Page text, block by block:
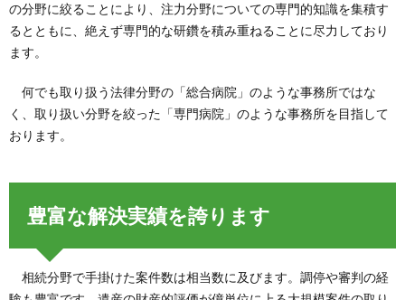
の分野に絞ることにより、注力分野についての専門的知識を集積す
るとともに、絶えず専門的な研鑽を積み重ねることに尽力しており
ます。
何でも取り扱う法律分野の「総合病院」のような事務所ではな
く、取り扱い分野を絞った「専門病院」のような事務所を目指して
おります。
豊富な解決実績を誇ります
相続分野で手掛けた案件数は相当数に及びます。調停や審判の経